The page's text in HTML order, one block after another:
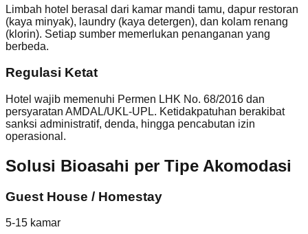
Limbah hotel berasal dari kamar mandi tamu, dapur restoran
(kaya minyak), laundry (kaya detergen), dan kolam renang
(klorin). Setiap sumber memerlukan penanganan yang
berbeda.
Regulasi Ketat
Hotel wajib memenuhi Permen LHK No. 68/2016 dan
persyaratan AMDAL/UKL-UPL. Ketidakpatuhan berakibat
sanksi administratif, denda, hingga pencabutan izin
operasional.
Solusi Bioasahi per Tipe Akomodasi
Guest House / Homestay
5-15 kamar